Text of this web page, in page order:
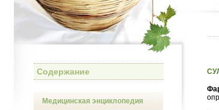
Содержание
Медицинская энциклопедия